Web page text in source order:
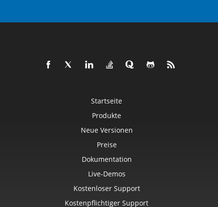
Startseite
Produkte
Neue Versionen
Preise
Dokumentation
Live-Demos
Kostenloser Support
Kostenpflichtiger Support